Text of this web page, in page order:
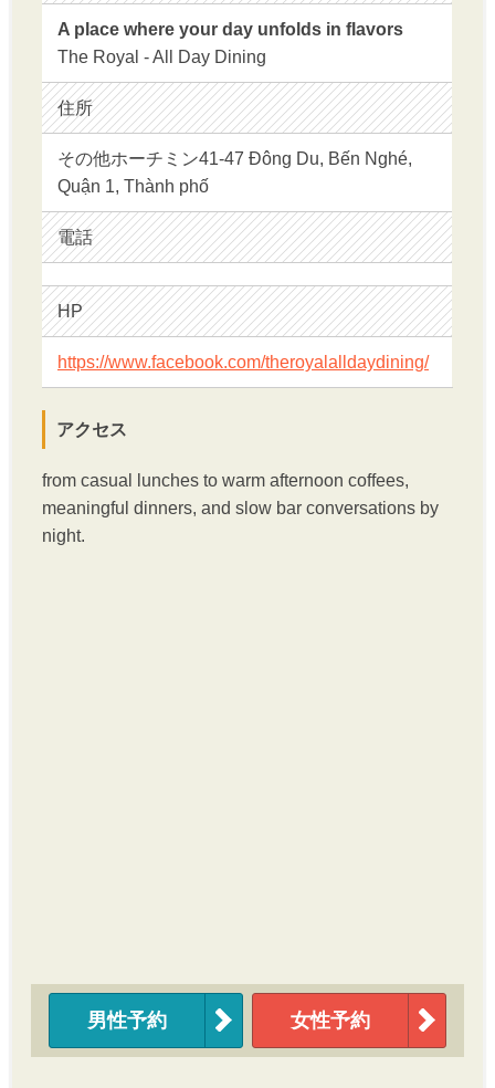
A place where your day unfolds in flavors
The Royal - All Day Dining
住所
その他ホーチミン41-47 Đông Du, Bến Nghé,
Quận 1, Thành phố
電話
HP
https://www.facebook.com/theroyalalldaydining/
アクセス
from casual lunches to warm afternoon coffees,
meaningful dinners, and slow bar conversations by
night.
男性予約 女性予約